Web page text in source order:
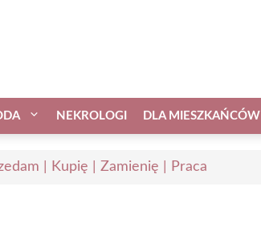
NEKROLOGI DLA MIESZKAŃCÓW
| Kupię | Zamienię | Praca